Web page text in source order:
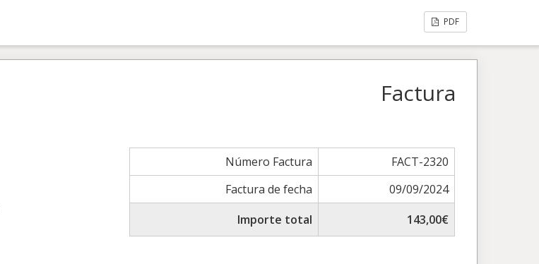
PDF
Factura
Número Factura
FACT-2320
Factura de fecha
09/09/2024
Importe total
143,00€